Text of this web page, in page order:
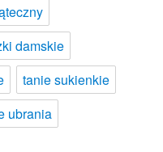
damskie
tanie sukienkie
ubrania